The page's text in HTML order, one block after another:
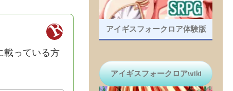
アイギスフォークロア体験版
アイギスフォークロアwiki